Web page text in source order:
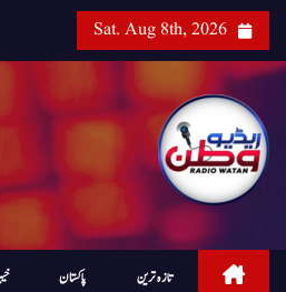
i
Sat. Aug 8th, 2026
تازہ ترین پاکستان